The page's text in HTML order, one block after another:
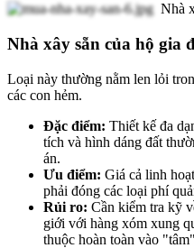
Nhà
Nhà xây sẵn của hộ gia
Loại này thường nằm len lỏi
các con hẻm.
Đặc điểm: Thiết kế đa
tích và hình dáng đất
án.
Ưu điểm: Giá cả linh
phải đóng các loại phí
Rủi ro: Cần kiểm tra kỹ
giới với hàng xóm xung
thuộc hoàn toàn vào